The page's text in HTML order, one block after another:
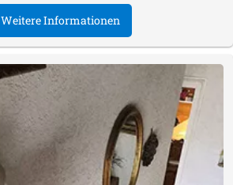
Weitere Informationen